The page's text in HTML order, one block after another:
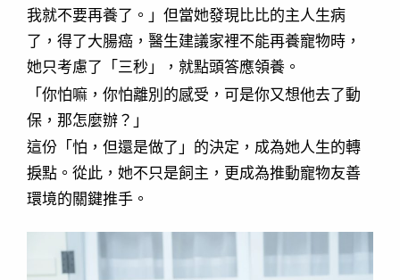
我就不要再養了。」但當她發現比比的主人生病
了，得了大腸癌，醫生建議家裡不能再養寵物時，
她只考慮了「三秒」，就點頭答應領養。
「你怕嘛，你怕離別的感受，可是你又想他去了動
保，那怎麼辦？」
這份「怕，但還是做了」的決定，成為她人生的轉
捩點。從此，她不只是飼主，更成為推動寵物友善
環境的關鍵推手。